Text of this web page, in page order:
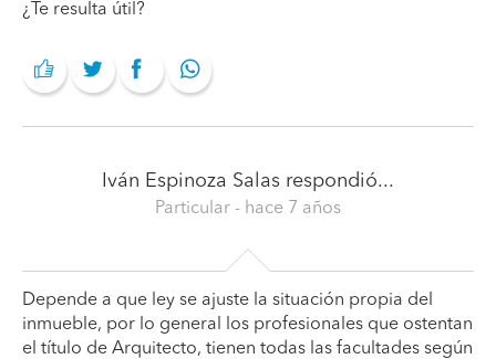
¿Te resulta útil?
Iván Espinoza Salas respondió...
Particular - hace 7 años
Depende a que ley se ajuste la situación propia del
inmueble, por lo general los profesionales que ostentan
el título de Arquitecto, tienen todas las facultades según